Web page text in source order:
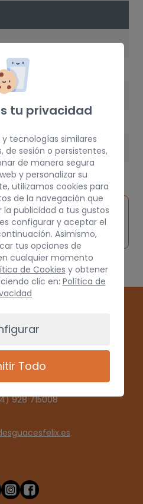
Solicitar
pieza
Consultar
por
928 715008
tu privacidad
tecnologías similares
de sesión o persistentes,
de manera segura
y personalizar su
utilizamos cookies para
de la navegación que
la publicidad a tus gustos
configurar y aceptar el
Asimismo,
tus opciones de
cualquier momento
de Cookies y obtener
clic en: Política de
Todo